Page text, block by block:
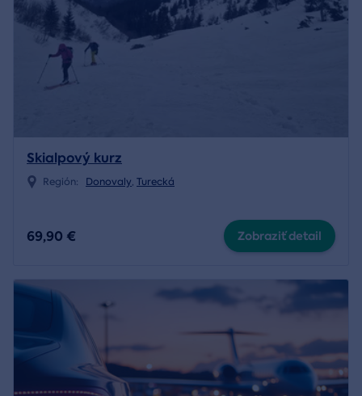
Skialpový kurz
Región: Donovaly, Turecká
69,90 € Zobraziť detail